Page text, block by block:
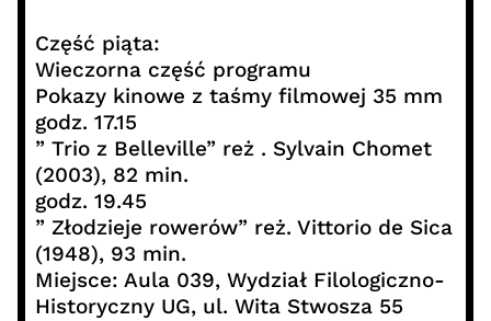
Część piąta:
Wieczorna część programu
Pokazy kinowe z taśmy filmowej 35 mm
godz. 17.15
” Trio z Belleville” reż . Sylvain Chomet
(2003), 82 min.
godz. 19.45
” Złodzieje rowerów” reż. Vittorio de Sica
(1948), 93 min.
Miejsce: Aula 039, Wydział Filologiczno-
Historyczny UG, ul. Wita Stwosza 55